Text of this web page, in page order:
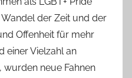
der Zeit und der
Offenheit für mehr
einer Vielzahl an
wurden neue Fahnen